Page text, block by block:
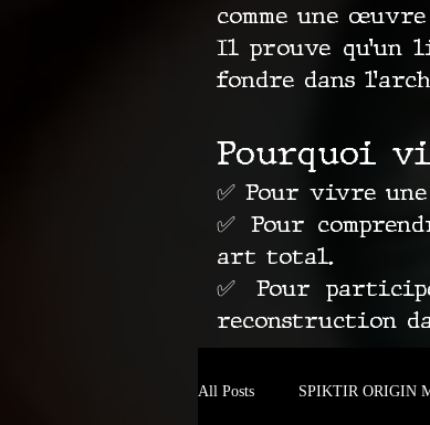
comme une
Il prouve qu’un
fondre dans
Pourquoi
✅ Pour vivre
✅ Pour
art total.
✅ Pour
reconstruction
All Posts SPIKTIR ORIGIN